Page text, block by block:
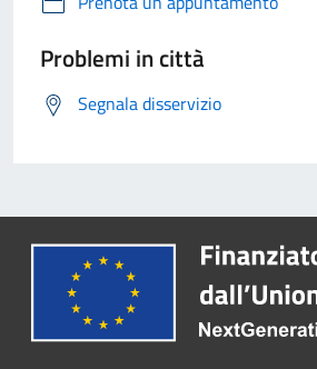
Problemi in città
Segnala disservizio